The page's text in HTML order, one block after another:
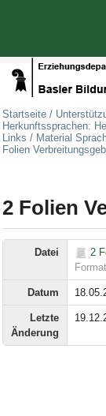
Startseite /
Herkunftssprachen:
Links / Material
Folien
2 Folien
Datei 2
Datum
Letzte
Änderung